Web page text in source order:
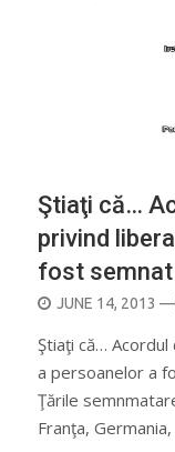
Ştiaţi că…
privind
fost semnat
POSTED
JUNE 14, 2013
Ştiaţi că… Acordul
a persoanelor a
Ţările
Franţa,